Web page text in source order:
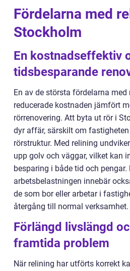
Fördelarna med
Stockholm
En kostnadseffektiv
tidsbesparande
En av de största fördelarna med
reducerade kostnaden jämfört
rörrenovering. Att byta ut rör i
dyr affär, särskilt om
rörstruktur. Med relining
upp golv och väggar, vilket kan
besparing i både tid och pengar.
arbetsbelastningen innebär
de som bor eller arbetar i
återgång till normal verksamhet.
Förlängd livslängd
framtida problem
När relining har utförts korrekt